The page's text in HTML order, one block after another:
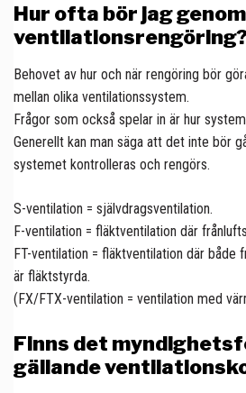
Hur ofta bör jag
Behovet av hur och när rengöring bör
mellan olika ventilationssystem.
Frågor som också spelar in är hur
Generellt kan man säga att det inte bör
systemet kontrolleras och rengörs.
S-ventilation = självdragsventilation.
F-ventilation = fläktventilation där
FT-ventilation = fläktventilation där både
är fläktstyrda.
(FX/FTX-ventilation = ventilation med
Finns det
gällande